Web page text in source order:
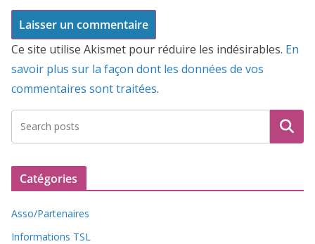
Ce site utilise Akismet pour réduire les indésirables. En
savoir plus sur la façon dont les données de vos
commentaires sont traitées.
Catégories
Asso/Partenaires
Informations TSL